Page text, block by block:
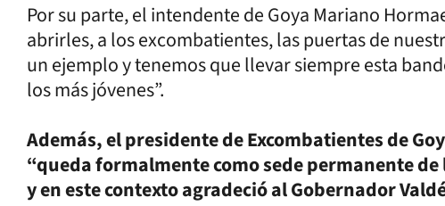
Por su parte, el intendente de Goya Mariano
abrirles, a los excombatientes, las puertas de
un ejemplo y tenemos que llevar siempre esta
los más jóvenes”.
Además, el presidente de Excombatientes de
“queda formalmente como sede permanente
y en este contexto agradeció al Gobernador